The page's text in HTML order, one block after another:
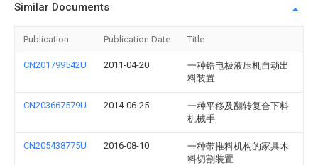
Similar Documents
Publication Publication Date Title
CN201799542U 2011-04-20
一种锆电极液压机自动出
料装置
CN203667579U 2014-06-25
一种平移及翻转复合下料
机械手
CN205438775U 2016-08-10
一种带推料机构的家具木
料切割装置